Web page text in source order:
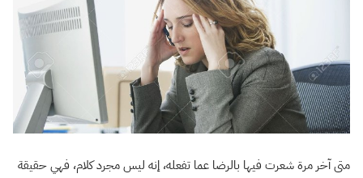
متى آخر مرة شعرت فيها بالرضا عما تفعله، إنه ليس مجرد كلام، فهي حقيقة